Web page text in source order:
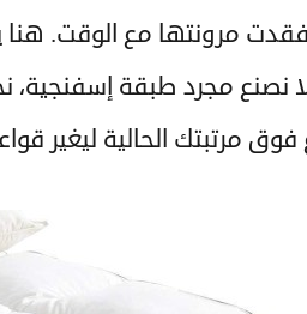
فقدت مرونتها مع الوقت. هنا
نصنع مجرد طبقة إسفنجية،
مرتبتك الحالية ليغير